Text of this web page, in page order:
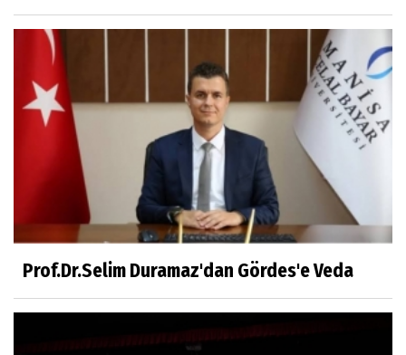
Kahramanlar
Prof.Dr.Süleyman Sami İLKER
Mühendislerin de Sanat Ruhu Olmalı
Dr.Fatih KESKİN
Millî Edebiyat, Millî Şuur, Millî Takım
Sıracettin ÇELİK
Çalıkuşu
Prof.Dr.Selim Duramaz'dan Gördes'e Veda